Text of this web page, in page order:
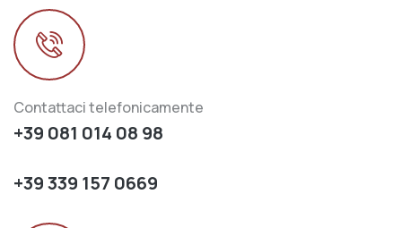
Contattaci telefonicamente
+39 081 014 08 98
+39 339 157 0669